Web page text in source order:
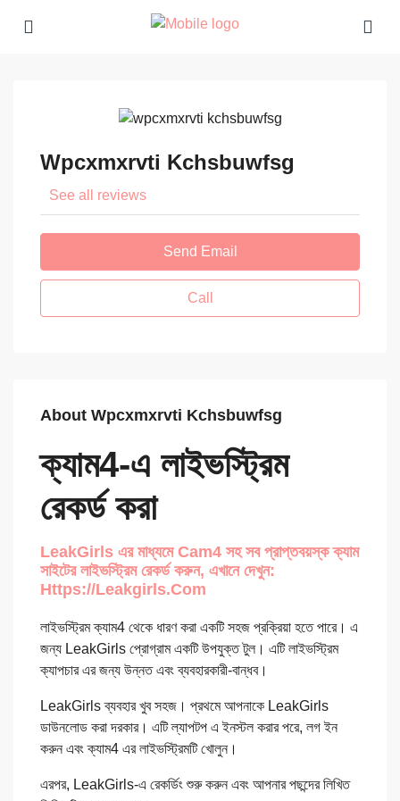
Wpcxmxrvti Kchsbuwfsg
See all reviews
Send Email
Call
About Wpcxmxrvti Kchsbuwfsg
ক্যাম4-এ লাইভস্ট্রিম
রেকর্ড করা
LeakGirls এর মাধ্যমে Cam4 সহ সব প্রাপ্তবয়স্ক ক্যাম
সাইটের লাইভস্ট্রিম রেকর্ড করুন, এখানে দেখুন:
Https://leakgirls.com
লাইভস্ট্রিম ক্যাম4 থেকে ধারণ করা একটি সহজ প্রক্রিয়া হতে পারে। এ
জন্য LeakGirls প্রোগ্রাম একটি উপযুক্ত টুল। এটি লাইভস্ট্রিম
ক্যাপচার এর জন্য উন্নত এবং ব্যবহারকারী-বান্ধব।
LeakGirls ব্যবহার খুব সহজ। প্রথমে আপনাকে LeakGirls
ডাউনলোড করা দরকার। এটি ল্যাপটপ এ ইনস্টল করার পরে, লগ ইন
করুন এবং ক্যাম4 এর লাইভস্ট্রিমটি খোলুন।
এরপর, LeakGirls-এ রেকর্ডিং শুরু করুন এবং আপনার পছন্দের লিখিত